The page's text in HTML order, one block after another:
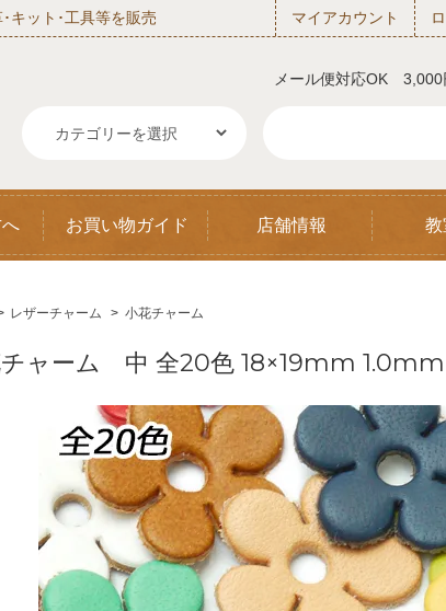
キット･工具等を販売 マイアカウント
メール便対応OK 3,000
お買い物ガイド 店舗情報 教
レザーチャーム > 小花チャーム
ャーム 中 全20色 18×19mm 1.0mm